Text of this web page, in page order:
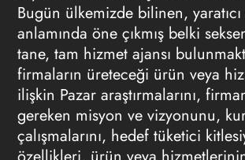
Bugün ülkemizde bilinen, yaratıcı
anlamında öne çıkmış belki
tane, tam hizmet ajansı
firmaların üreteceği ürün veya
ilişkin Pazar araştırmalarını,
gereken misyon ve vizyonunu,
çalışmalarını, hedef tüketici